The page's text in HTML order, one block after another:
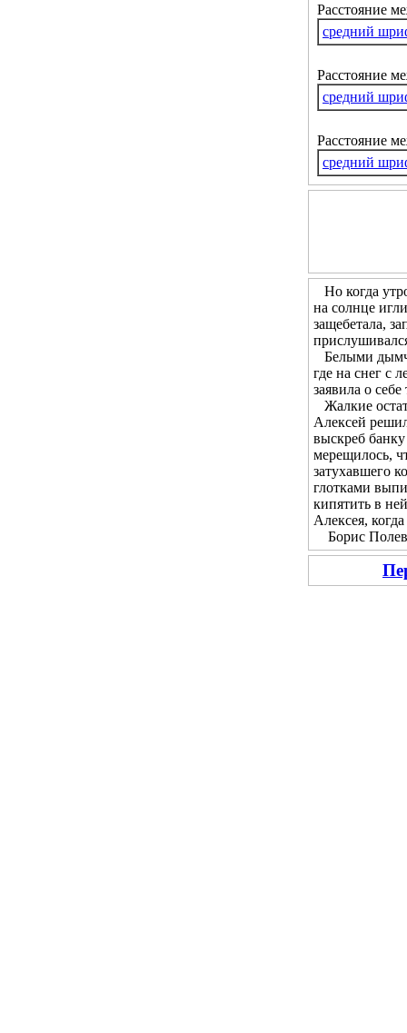
Расстояние
средний
Расстояние
средний
Расстояние
средний
Но когда
на солнце
защебетала,
Белыми
где на снег с
заявила о
Жалкие
Алексей
выскреб
мерещилось,
затухавшего
глотками
кипятить в
Алексея,
Борис